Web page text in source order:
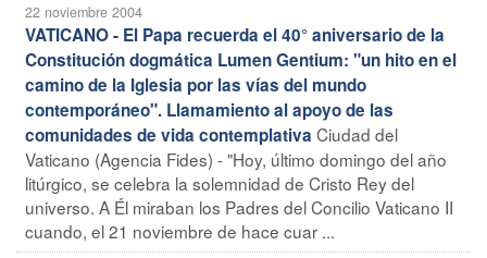
22 noviembre 2004
VATICANO - El Papa recuerda el 40° aniversario de la
Constitución dogmática Lumen Gentium: "un hito en el
camino de la Iglesia por las vías del mundo
contemporáneo". Llamamiento al apoyo de las
comunidades de vida contemplativa Ciudad del
Vaticano (Agencia Fides) - "Hoy, último domingo del año
litúrgico, se celebra la solemnidad de Cristo Rey del
universo. A Él miraban los Padres del Concilio Vaticano II
cuando, el 21 noviembre de hace cuar ...